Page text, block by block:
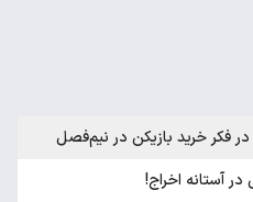
فکر خرید بازیکن در نیم‌فصل
آستانه اخراج!